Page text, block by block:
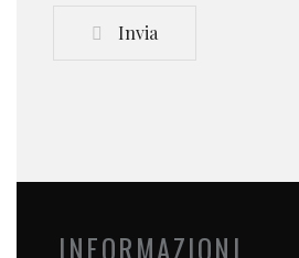
Invia
INFORMAZIONI